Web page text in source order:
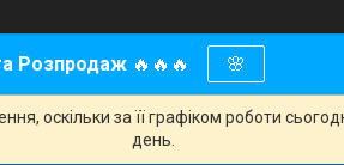
Розпродаж 🔥🔥🔥 🌸
оскільки за її графіком роботи
день.